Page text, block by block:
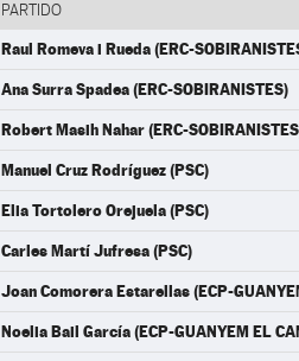
PARTIDO
Raul Romeva i Rueda (ERC-
Ana Surra Spadea (ERC-SOBIRANISTES)
Robert Masih Nahar (ERC-
Manuel Cruz Rodríguez (PSC)
Elia Tortolero Orejuela (PSC)
Carles Martí Jufresa (PSC)
Joan Comorera Estarellas (ECP-
Noelia Bail García (ECP-GUANYEM EL